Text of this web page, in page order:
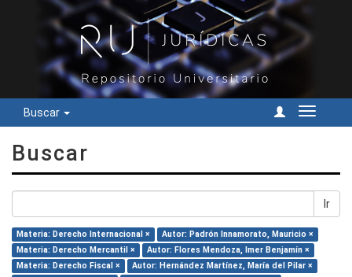
Buscar
Cambiar
Buscar
Ir
Materia: Derecho Internacional ×
Autor: Padrón Innamorato, Mauricio ×
Materia: Derecho Mercantil ×
Autor: Flores Mendoza, Imer Benjamín ×
Materia: Derecho Fiscal ×
Autor: Hernández Martínez, María del Pilar ×